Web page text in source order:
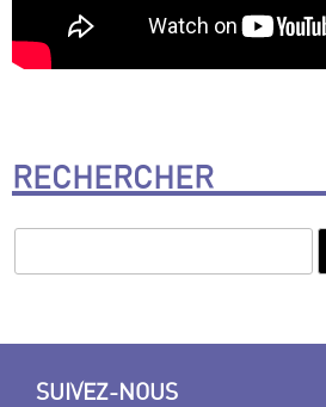
RECHERCHER
SUIVEZ-NOUS